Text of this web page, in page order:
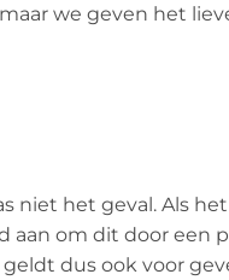
we geven het
niet het geval. Als
aan om dit door een
dus ook voor